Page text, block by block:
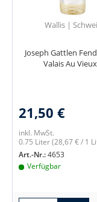
Wallis |
Joseph Gattlen
Valais Au
21,50 €
inkl. MwSt.
0.75 Liter(28,67 € / 1
Art.-Nr.:4653
Verfügbar